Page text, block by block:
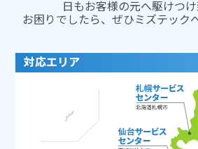
日もお客様の元へ駆けつけ
お困りでしたら、ぜひミズテック
対応エリア